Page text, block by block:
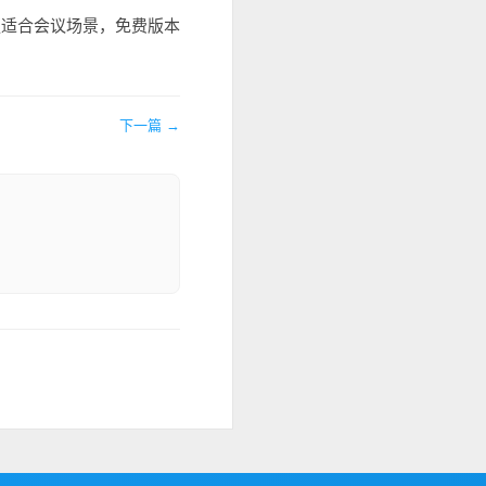
合会议场景，免费版本
下一篇 →